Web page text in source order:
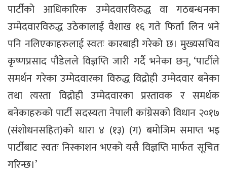
पार्टीको आधिकारिक उम्मेदवारविरुद्ध वा गठबन्धनका
उम्मेदवारविरुद्ध उठेकालाई वैशाख १६ गते फिर्ता लिन भने
पनि नलिएकाहरुलाई स्वतः कारबाही गरेको छ। मुख्यसचिव
कृष्णप्रसाद पौडेलले विज्ञप्ति जारी गर्दै भनेका छन्, ‘पार्टीले
समर्थन गरेका उम्मेदवारका विरुद्ध विद्रोही उम्मेदवार बनेका
तथा त्यस्ता विद्रोही उम्मेदवारका प्रस्तावक र समर्थक
बनेकाहरुको पार्टी सदस्यता नेपाली कांग्रेसको विधान २०१७
(संशोधनसहित)को धारा ४ (१३) (ग) बमोजिम समाप्त भइ
पार्टीबाट स्वतः निस्काशन भएको यसै विज्ञप्ति मार्फत सूचित
गरिन्छ।’